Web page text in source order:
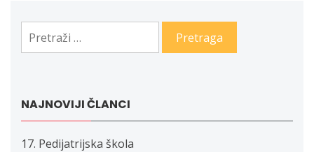
Pretraga:
NAJNOVIJI ČLANCI
17. Pedijatrijska škola